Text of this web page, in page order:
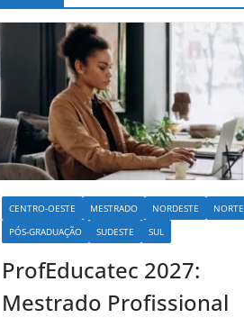
CENTRO-OESTE MESTRADO NORDESTE
NORTE
PÓS-GRADUAÇÃO
SUDESTE SUL
ProfEducatec 2027:
Mestrado Profissional